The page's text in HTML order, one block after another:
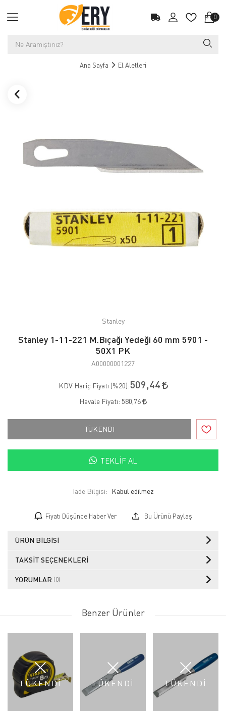
0
Ana Sayfa El Aletleri
Stanley
Stanley 1-11-221 M.Bıçağı Yedeği 60 mm 5901 -
50X1 PK
A00000001227
KDV Hariç Fiyatı (%20):509,44
Havale Fiyatı: 580,76
TÜKENDİ
TEKLIF AL
İade Bilgisi:
Fiyatı Düşünce Haber Ver Bu Ürünü Paylaş
ÜRÜN BILGISI
TAKSIT SEÇENEKLERI
YORUMLAR (0)
Benzer Ürünler
TÜKENDİ TÜKENDİ TÜKENDİ